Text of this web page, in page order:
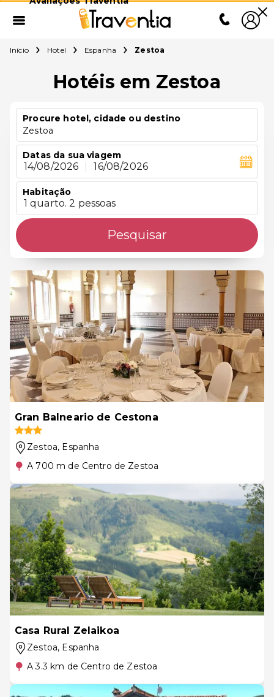
Início Hotel Espanha Zestoa
Hotéis em Zestoa
Procure hotel, cidade ou destino
Zestoa
Datas da sua viagem
14/08/2026 16/08/2026
Habitação
1 quarto. 2 pessoas
Pesquisar
Gran Balneario de Cestona
Zestoa, Espanha
A 700 m de Centro de Zestoa
Casa Rural Zelaikoa
Zestoa, Espanha
A 3.3 km de Centro de Zestoa